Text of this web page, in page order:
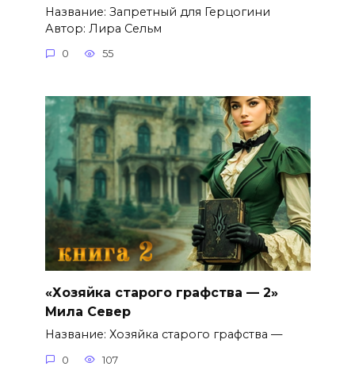
Название: Запретный для Герцогини
Автор: Лира Сельм
0 55
«Хозяйка старого графства — 2»
Мила Север
Название: Хозяйка старого графства —
0 107